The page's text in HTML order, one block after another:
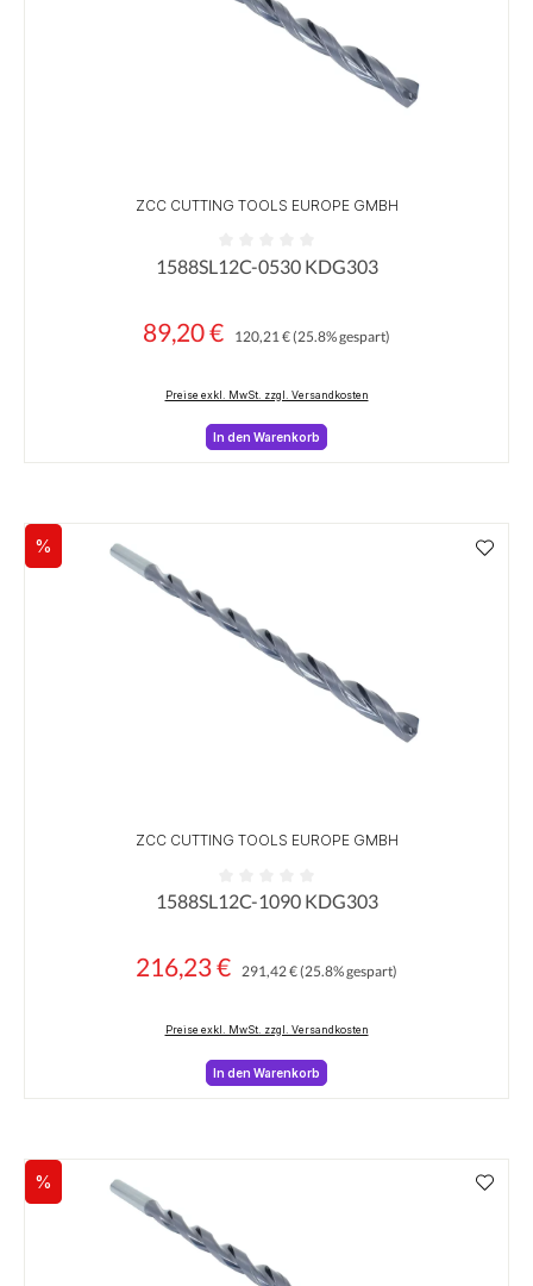
ZCC CUTTING TOOLS EUROPE GMBH
Durchschnittliche Bewertung von 0 von 5 Sternen
1588SL12C-0530 KDG303
Verkaufspreis:
89,20 € 120,21 €(25.8% gespart)
Preise exkl. MwSt. zzgl. Versandkosten
In den Warenkorb
Rabatt
%
ZCC CUTTING TOOLS EUROPE GMBH
Durchschnittliche Bewertung von 0 von 5 Sternen
1588SL12C-1090 KDG303
Verkaufspreis:
216,23 € 291,42 €(25.8% gespart)
Preise exkl. MwSt. zzgl. Versandkosten
In den Warenkorb
Rabatt
%